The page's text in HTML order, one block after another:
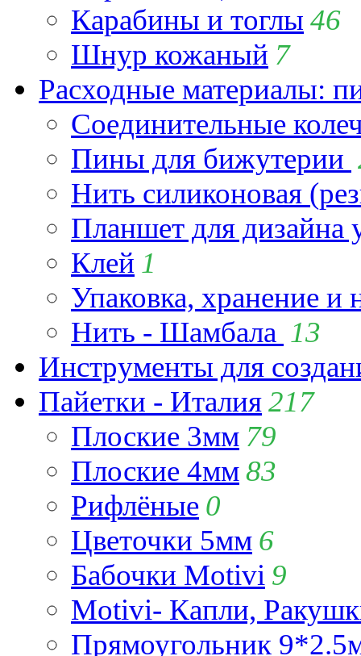
Карабины и тоглы 46
Шнур кожаный 7
Расходные материалы:
Соединительные
Пины для бижутерии
Нить силиконовая
Планшет для
Клей 1
Упаковка, хранение и
Нить - Шамбала 13
Инструменты для
Пайетки - Италия217
Плоские 3мм 79
Плоские 4мм83
Рифлёные 0
Цветочки 5мм 6
Бабочки Motivi 9
Motivi- Капли,
Прямоугольник